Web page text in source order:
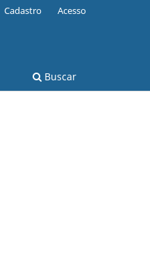
Buscar
Cadastro Acesso